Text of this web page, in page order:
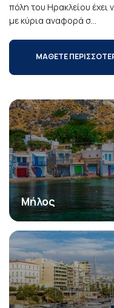
πόλη του Ηρακλείου έχει
με κύρια αναφορά σ...
ΜΑΘΕΤΕ
Μήλος